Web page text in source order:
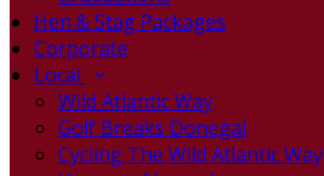
Hen & Stag Packages
Corporate
Local
Wild Atlantic Way
Golf Breaks Donegal
Cycling The Wild Atlantic Way